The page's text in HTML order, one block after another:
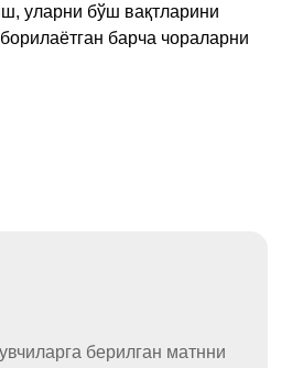
уларни бўш вақтларини
барча чораларни
берилган матнни